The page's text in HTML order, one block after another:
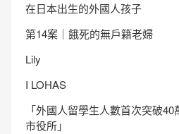
在日本出生的外國人孩子
第14案｜餓死的無戶籍老婦
Lily
I LOHAS
「外國人留學生人數首次突破
市役所」